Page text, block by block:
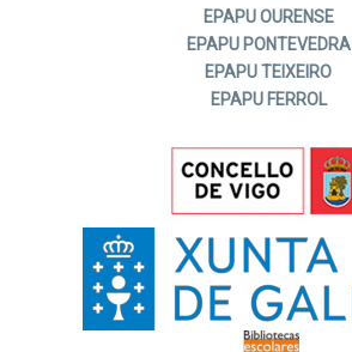
EPAPU OURENSE
EPAPU PONTEVEDRA
EPAPU TEIXEIRO
EPAPU FERROL